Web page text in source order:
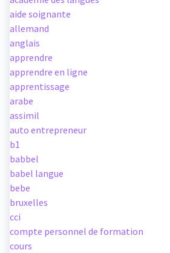
aide soignante
allemand
anglais
apprendre
apprendre en ligne
apprentissage
arabe
assimil
auto entrepreneur
b1
babbel
babel langue
bebe
bruxelles
cci
compte personnel de formation
cours